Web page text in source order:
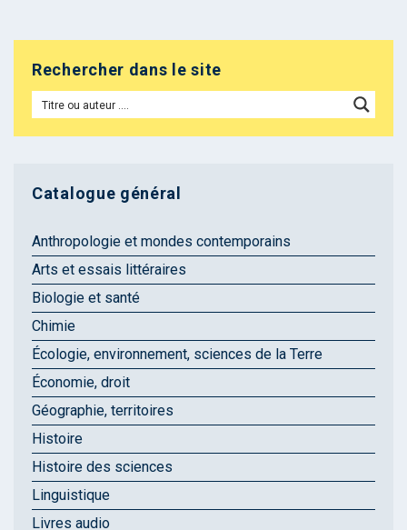
Rechercher dans le site
Catalogue général
Anthropologie et mondes contemporains
Arts et essais littéraires
Biologie et santé
Chimie
Écologie, environnement, sciences de la Terre
Économie, droit
Géographie, territoires
Histoire
Histoire des sciences
Linguistique
Livres audio